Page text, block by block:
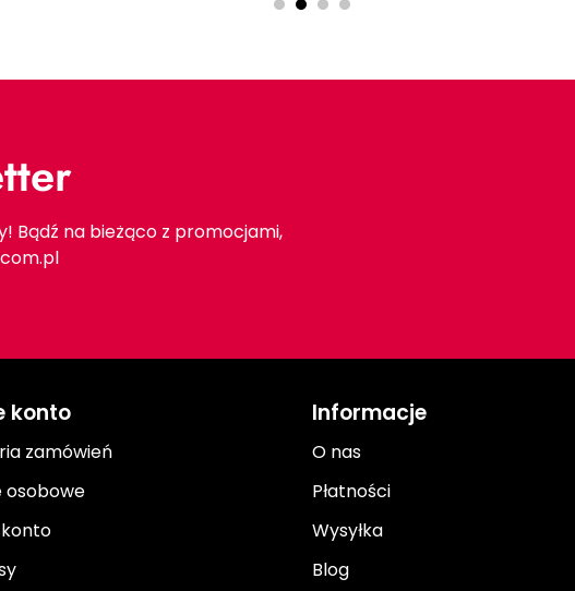
Bądź na bieżąco z promocjami,
konto
zamówień
osobowe
Informacje
O nas
Płatności
Wysyłka
Blog